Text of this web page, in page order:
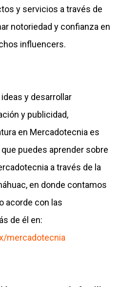
y servicios a través de
notoriedad y confianza en
influencers.
y desarrollar
y publicidad,
en Mercadotecnia es
puedes aprender sobre
a través de la
en donde contamos
acorde con las
de él en:
mercadotecnia